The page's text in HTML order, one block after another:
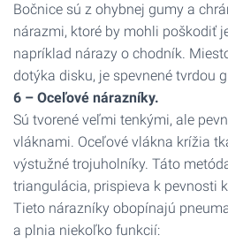
Bočnice sú z ohybnej gumy a
nárazmi, ktoré by mohli poškodiť
napríklad nárazy o chodník.
dotýka disku, je spevnené tvrdou
6 – Oceľové nárazníky.
Sú tvorené veľmi tenkými, ale
vláknami. Oceľové vlákna krížia
výstužné trojuholníky. Táto
triangulácia, prispieva k pevnosti
Tieto nárazníky obopínajú
a plnia niekoľko funkcií: